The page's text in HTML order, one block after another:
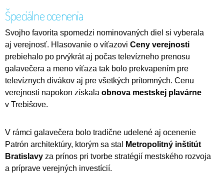
Špeciálne ocenenia
Svojho favorita spomedzi nominovaných diel si vyberala
aj verejnosť. Hlasovanie o víťazovi Ceny verejnosti
prebiehalo po prvýkrát aj počas televízneho prenosu
galavečera a meno víťaza tak bolo prekvapením pre
televíznych divákov aj pre všetkých prítomných. Cenu
verejnosti napokon získala obnova mestskej plavárne
v Trebišove.
V rámci galavečera bolo tradične udelené aj ocenenie
Patrón architektúry, ktorým sa stal
Metropolitný inštitút
Bratislavy za prínos pri tvorbe stratégií mestského rozvoja
a príprave verejných investícií.